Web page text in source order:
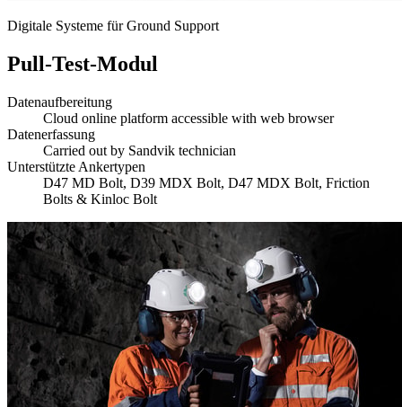
Digitale Systeme für Ground Support
Pull-Test-Modul
Datenaufbereitung
Cloud online platform accessible with web browser
Datenerfassung
Carried out by Sandvik technician
Unterstützte Ankertypen
D47 MD Bolt, D39 MDX Bolt, D47 MDX Bolt, Friction
Bolts & Kinloc Bolt